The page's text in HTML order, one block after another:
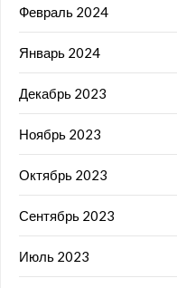
Февраль 2024
Январь 2024
Декабрь 2023
Ноябрь 2023
Октябрь 2023
Сентябрь 2023
Июль 2023